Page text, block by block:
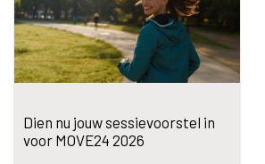
Dien nu jouw sessievoorstel in
voor MOVE24 2026